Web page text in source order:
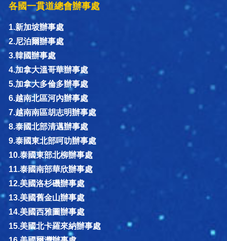
各國一貫道總會辦事處
1.新加坡辦事處
2.尼泊爾辦事處
3.韓國辦事處
4.加拿大溫哥華辦事處
5.加拿大多倫多辦事處
6.越南北區河內辦事處
7.越南南區胡志明辦事處
8.泰國北部清邁辦事處
9.泰國東北部呵叻辦事處
10.泰國東部北柳辦事處
11.泰國南部華欣辦事處
12.美國洛杉磯辦事處
13.美國舊金山辦事處
14.美國西雅圖辦事處
15.美國北卡羅來納辦事處